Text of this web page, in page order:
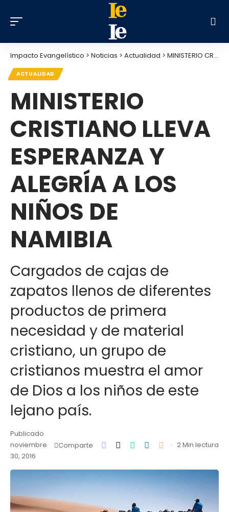
Impacto Evangelístico > Noticias > Actualidad > MINISTERIO CRISTIANO LLEVA ESPERANZA Y ALEGRÍA A LOS NIÑOS DE NAMIBIA
ACTUALIDAD
MINISTERIO
CRISTIANO LLEVA
ESPERANZA Y
ALEGRÍA A LOS
NIÑOS DE
NAMIBIA
Cargados de cajas de
zapatos llenos de diferentes
productos de primera
necesidad y de material
cristiano, un grupo de
cristianos muestra el amor
de Dios a los niños de este
lejano país.
Publicado
noviembre
30, 2016
Comparte 2 Min lectura